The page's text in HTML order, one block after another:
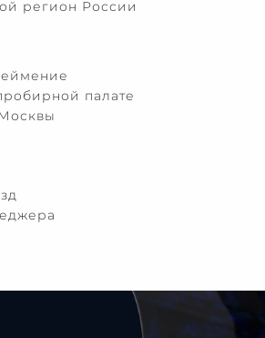
регион России
палате